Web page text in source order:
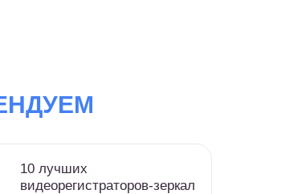
10 лучших
видеорегистраторов-зеркал